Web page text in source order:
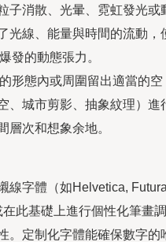
子消散、光暈、霓虹發光或
光線、能量與時間的流動，
發的動態張力。
形態內或周圍留出適當的空
、城市剪影、抽象紋理）進
層次和想象余地。
線字體（如Helvetica,
此基礎上進行個性化筆畫調
。定制化字體能確保數字的